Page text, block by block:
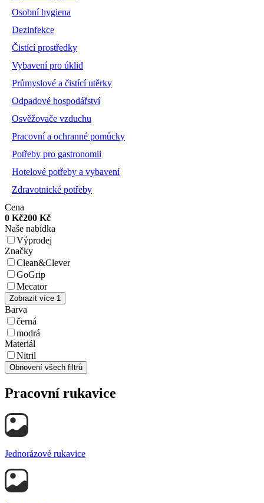
Osobní hygiena
Dezinfekce
Čistící prostředky
Vybavení pro úklid
Průmyslové a čistící utěrky
Odpadové hospodářství
Osvěžovače vzduchu
Pracovní a ochranné pomůcky
Potřeby pro gastronomii
Hotelové potřeby a vybavení
Zdravotnické potřeby
Cena
0 Kč200 Kč
Naše nabídka
Výprodej
Značky
Clean&Clever
GoGrip
Mecator
Zobrazit více 1
Barva
černá
modrá
Materiál
Nitril
Obnovení všech filtrů
Pracovní rukavice
Jednorázové rukavice